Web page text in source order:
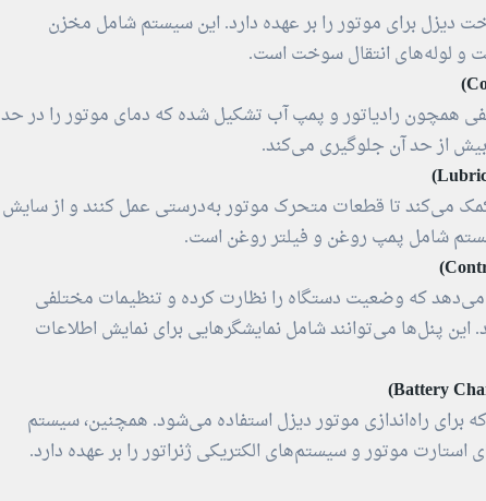
برای موتور را بر عهده دارد. این سیستم شامل مخزن
لوله‌های انتقال سوخت است.
همچون رادیاتور و پمپ آب تشکیل شده که دمای موتور را در حد
از حد آن جلوگیری می‌کند.
می‌کند تا قطعات متحرک موتور به‌درستی عمل کنند و از سایش
شامل پمپ روغن و فیلتر روغن است.
می‌دهد که وضعیت دستگاه را نظارت کرده و تنظیمات مختلفی
این پنل‌ها می‌توانند شامل نمایشگرهایی برای نمایش اطلاعات
راه‌اندازی موتور دیزل استفاده می‌شود. همچنین، سیستم
استارت موتور و سیستم‌های الکتریکی ژنراتور را بر عهده دارد.